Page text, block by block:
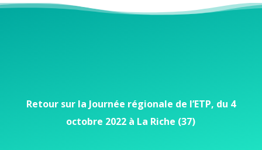
Retour sur la Journée régionale de l’ETP, du 4
octobre 2022 à La Riche (37)